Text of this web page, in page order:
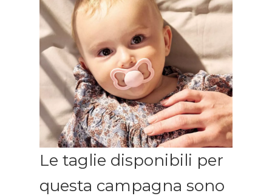
Le taglie disponibili per
questa campagna sono